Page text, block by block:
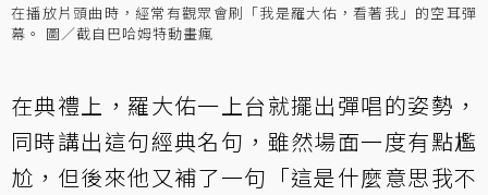
在播放片頭曲時，經常有觀眾會刷「我是羅大佑，看著我」的空耳彈
幕。 圖／截自巴哈姆特動畫瘋
在典禮上，羅大佑一上台就擺出彈唱的姿勢，
同時講出這句經典名句，雖然場面一度有點尷
尬，但後來他又補了一句「這是什麼意思我不